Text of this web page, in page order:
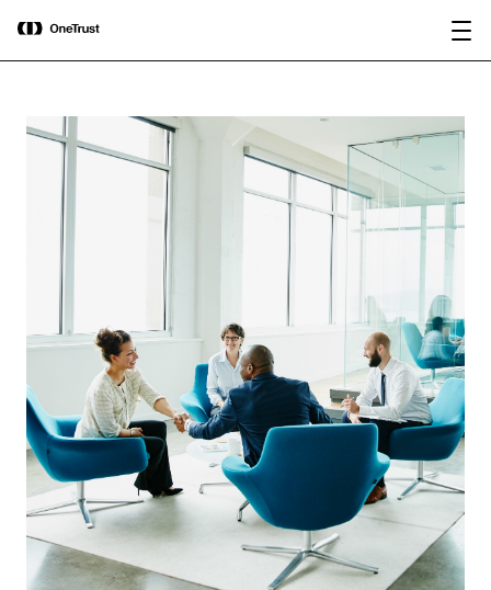
OneTrust als „Visionär“ im Gartner®
Magic Quadrant™ 2026 für
Plattformen zur KI-Governance